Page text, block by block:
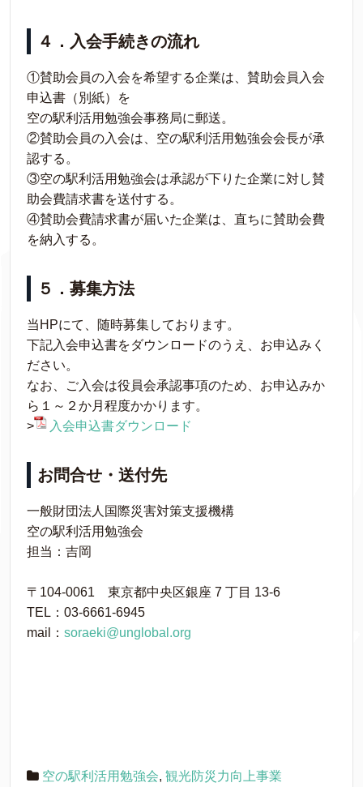
４．入会手続きの流れ
①賛助会員の入会を希望する企業は、賛助会員入会
申込書（別紙）を
空の駅利活用勉強会事務局に郵送。
②賛助会員の入会は、空の駅利活用勉強会会長が承
認する。
③空の駅利活用勉強会は承認が下りた企業に対し賛
助会費請求書を送付する。
④賛助会費請求書が届いた企業は、直ちに賛助会費
を納入する。
５．募集方法
当HPにて、随時募集しております。
下記入会申込書をダウンロードのうえ、お申込みく
ださい。
なお、ご入会は役員会承認事項のため、お申込みか
ら１～２か月程度かかります。
>
入会申込書ダウンロード
お問合せ・送付先
一般財団法人国際災害対策支援機構
空の駅利活用勉強会
担当：吉岡
〒104-0061 東京都中央区銀座 7 丁目 13-6
TEL：03-6661-6945
mail： soraeki@unglobal.org
空の駅利活用勉強会, 観光防災力向上事業